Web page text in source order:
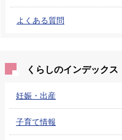
よくある質問
くらしのインデックス
妊娠・出産
子育て情報